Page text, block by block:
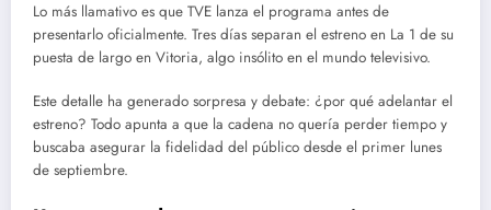
Lo más llamativo es que TVE lanza el programa antes de
presentarlo oficialmente. Tres días separan el estreno en La 1 de su
puesta de largo en Vitoria, algo insólito en el mundo televisivo.
Este detalle ha generado sorpresa y debate: ¿por qué adelantar el
estreno? Todo apunta a que la cadena no quería perder tiempo y
buscaba asegurar la fidelidad del público desde el primer lunes
de septiembre.